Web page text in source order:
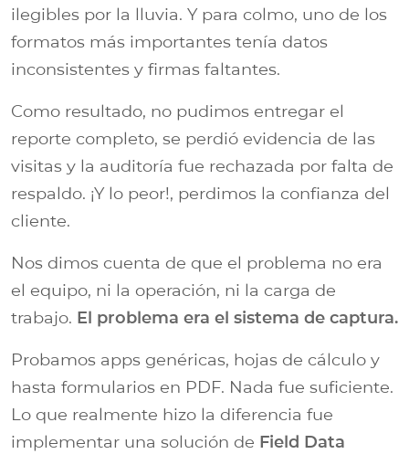
ilegibles por la lluvia. Y para colmo, uno de los
formatos más importantes tenía datos
inconsistentes y firmas faltantes.
Como resultado, no pudimos entregar el
reporte completo, se perdió evidencia de las
visitas y la auditoría fue rechazada por falta de
respaldo. ¡Y lo peor!, perdimos la confianza del
cliente.
Nos dimos cuenta de que el problema no era
el equipo, ni la operación, ni la carga de
trabajo. El problema era el sistema de captura.
Probamos apps genéricas, hojas de cálculo y
hasta formularios en PDF. Nada fue suficiente.
Lo que realmente hizo la diferencia fue
implementar una solución de Field Data